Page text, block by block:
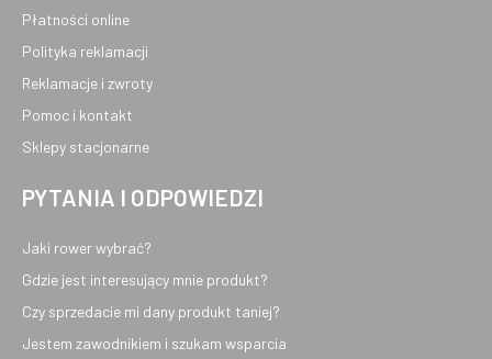
Płatności online
Polityka reklamacji
Reklamacje i zwroty
Pomoc i kontakt
Sklepy stacjonarne
PYTANIA I ODPOWIEDZI
Jaki rower wybrać?
Gdzie jest interesujący mnie produkt?
Czy sprzedacie mi dany produkt taniej?
Jestem zawodnikiem i szukam wsparcia